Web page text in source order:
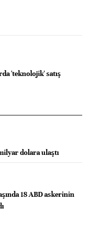
'teknolojik' satış
dolara ulaştı
18 ABD askerinin